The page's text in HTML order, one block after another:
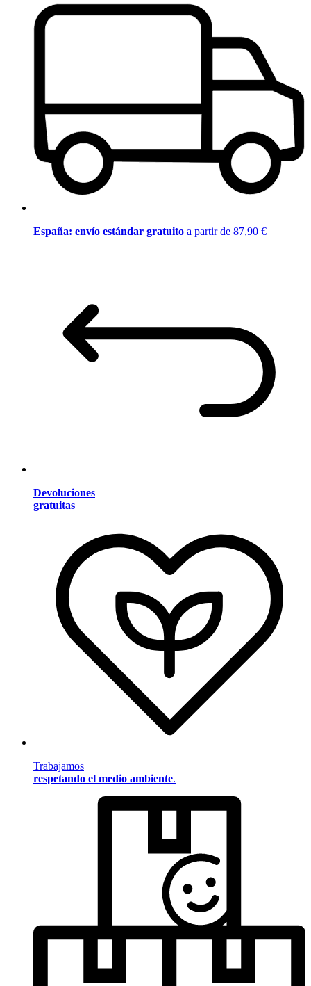
España: envío estándar gratuito a partir de 87,90 €
Devoluciones
gratuitas
Trabajamos
respetando el medio ambiente.